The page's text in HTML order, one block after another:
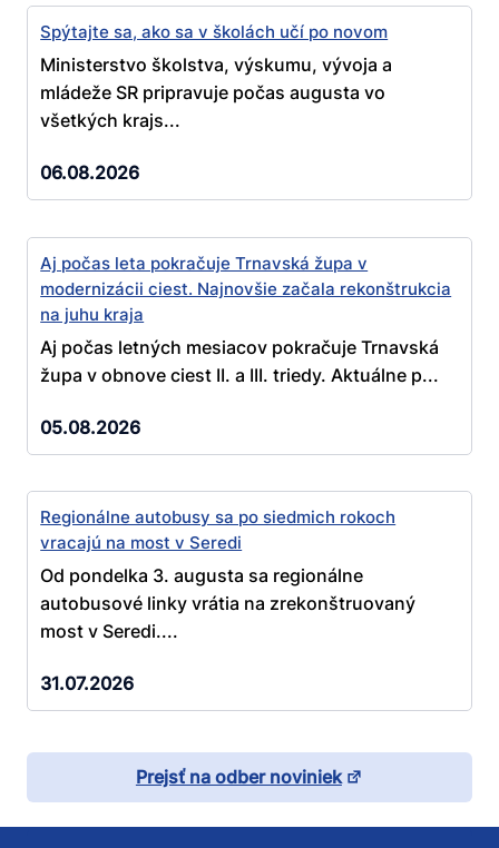
Spýtajte sa, ako sa v školách učí po novom
Ministerstvo školstva, výskumu, vývoja a
mládeže SR pripravuje počas augusta vo
všetkých krajs...
06.08.2026
Aj počas leta pokračuje Trnavská župa v
modernizácii ciest. Najnovšie začala rekonštrukcia
na juhu kraja
Aj počas letných mesiacov pokračuje Trnavská
župa v obnove ciest II. a III. triedy. Aktuálne p...
05.08.2026
Regionálne autobusy sa po siedmich rokoch
vracajú na most v Seredi
Od pondelka 3. augusta sa regionálne
autobusové linky vrátia na zrekonštruovaný
most v Seredi....
31.07.2026
Prejsť na odber noviniek